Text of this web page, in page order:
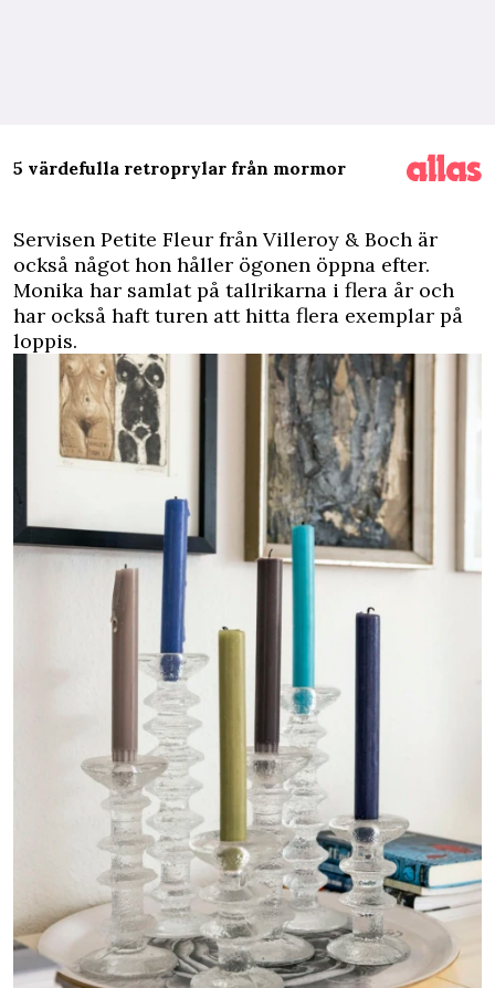
5 värdefulla retroprylar från mormor
Servisen Petite Fleur från Villeroy & Boch är
också något hon håller ögonen öppna efter.
Monika har samlat på tallrikarna i flera år och
har också haft turen att hitta flera exemplar på
loppis.